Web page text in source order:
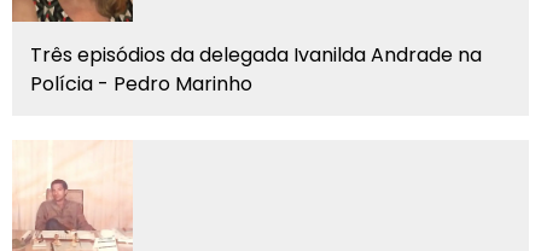
Três episódios da delegada Ivanilda Andrade na
Polícia - Pedro Marinho